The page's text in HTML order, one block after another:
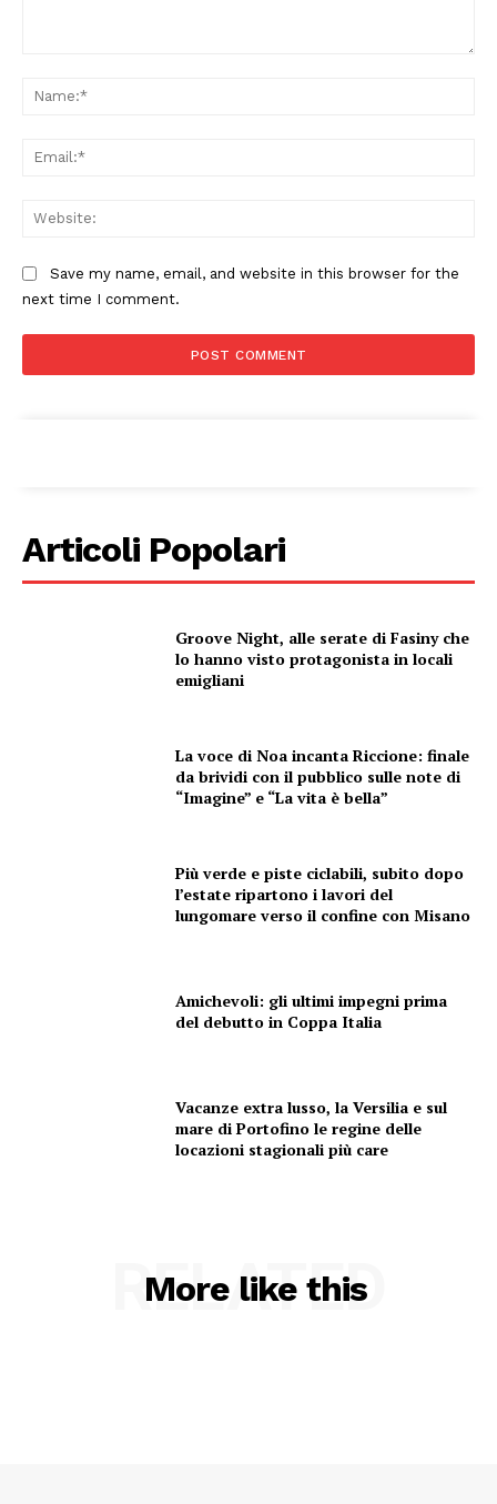
Menu
AREEINTERNE
Canale TV 70/80/90
CONTENUTI
Save my name, email, and website in this browser for the
next time I comment.
Articoli Popolari
Groove Night, alle serate di Fasiny che
lo hanno visto protagonista in locali
emigliani
La voce di Noa incanta Riccione: finale
da brividi con il pubblico sulle note di
“Imagine” e “La vita è bella”
Più verde e piste ciclabili, subito dopo
l’estate ripartono i lavori del
lungomare verso il confine con Misano
Amichevoli: gli ultimi impegni prima
del debutto in Coppa Italia
Vacanze extra lusso, la Versilia e sul
mare di Portofino le regine delle
locazioni stagionali più care
More like this
RELATED